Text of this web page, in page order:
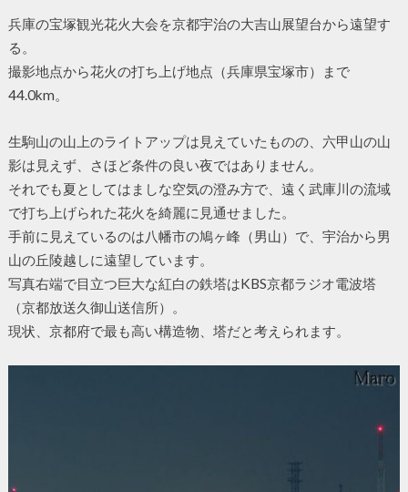
兵庫の宝塚観光花火大会を京都宇治の大吉山展望台から遠望す
る。
撮影地点から花火の打ち上げ地点（兵庫県宝塚市）まで
44.0km。
生駒山の山上のライトアップは見えていたものの、六甲山の山
影は見えず、さほど条件の良い夜ではありません。
それでも夏としてはましな空気の澄み方で、遠く武庫川の流域
で打ち上げられた花火を綺麗に見通せました。
手前に見えているのは八幡市の鳩ヶ峰（男山）で、宇治から男
山の丘陵越しに遠望しています。
写真右端で目立つ巨大な紅白の鉄塔はKBS京都ラジオ電波塔
（京都放送久御山送信所）。
現状、京都府で最も高い構造物、塔だと考えられます。